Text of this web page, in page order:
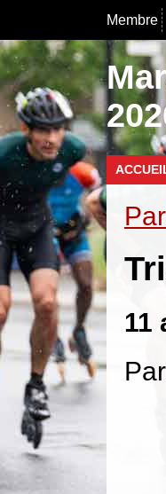
Membre
11